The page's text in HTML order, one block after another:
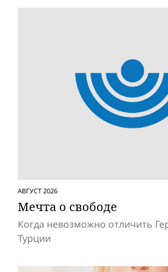
АВГУСТ 2026
Мечта о свободе
Когда невозможно отличить
Турции